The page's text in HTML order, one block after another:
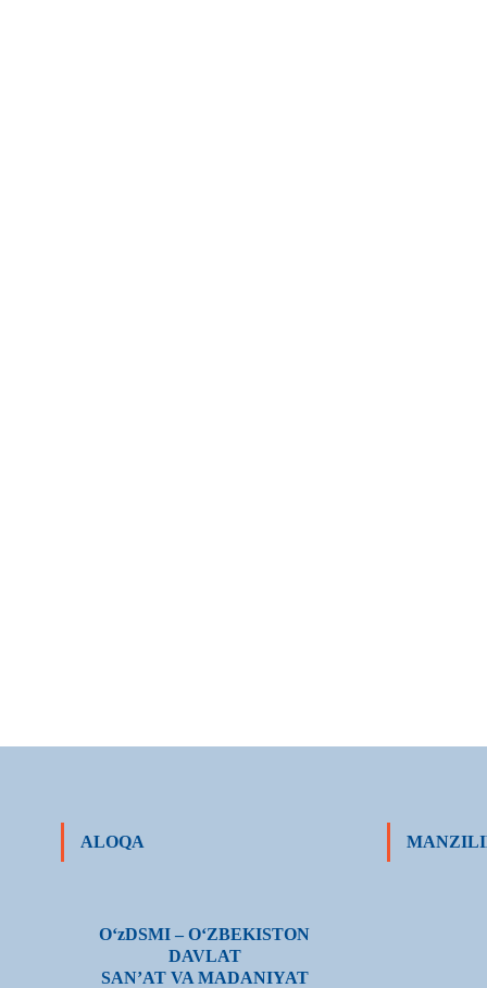
ALOQA
О‘zDSMI – О‘ZBEKISTON
DAVLAT
SAN’AT VA MADANIYAT